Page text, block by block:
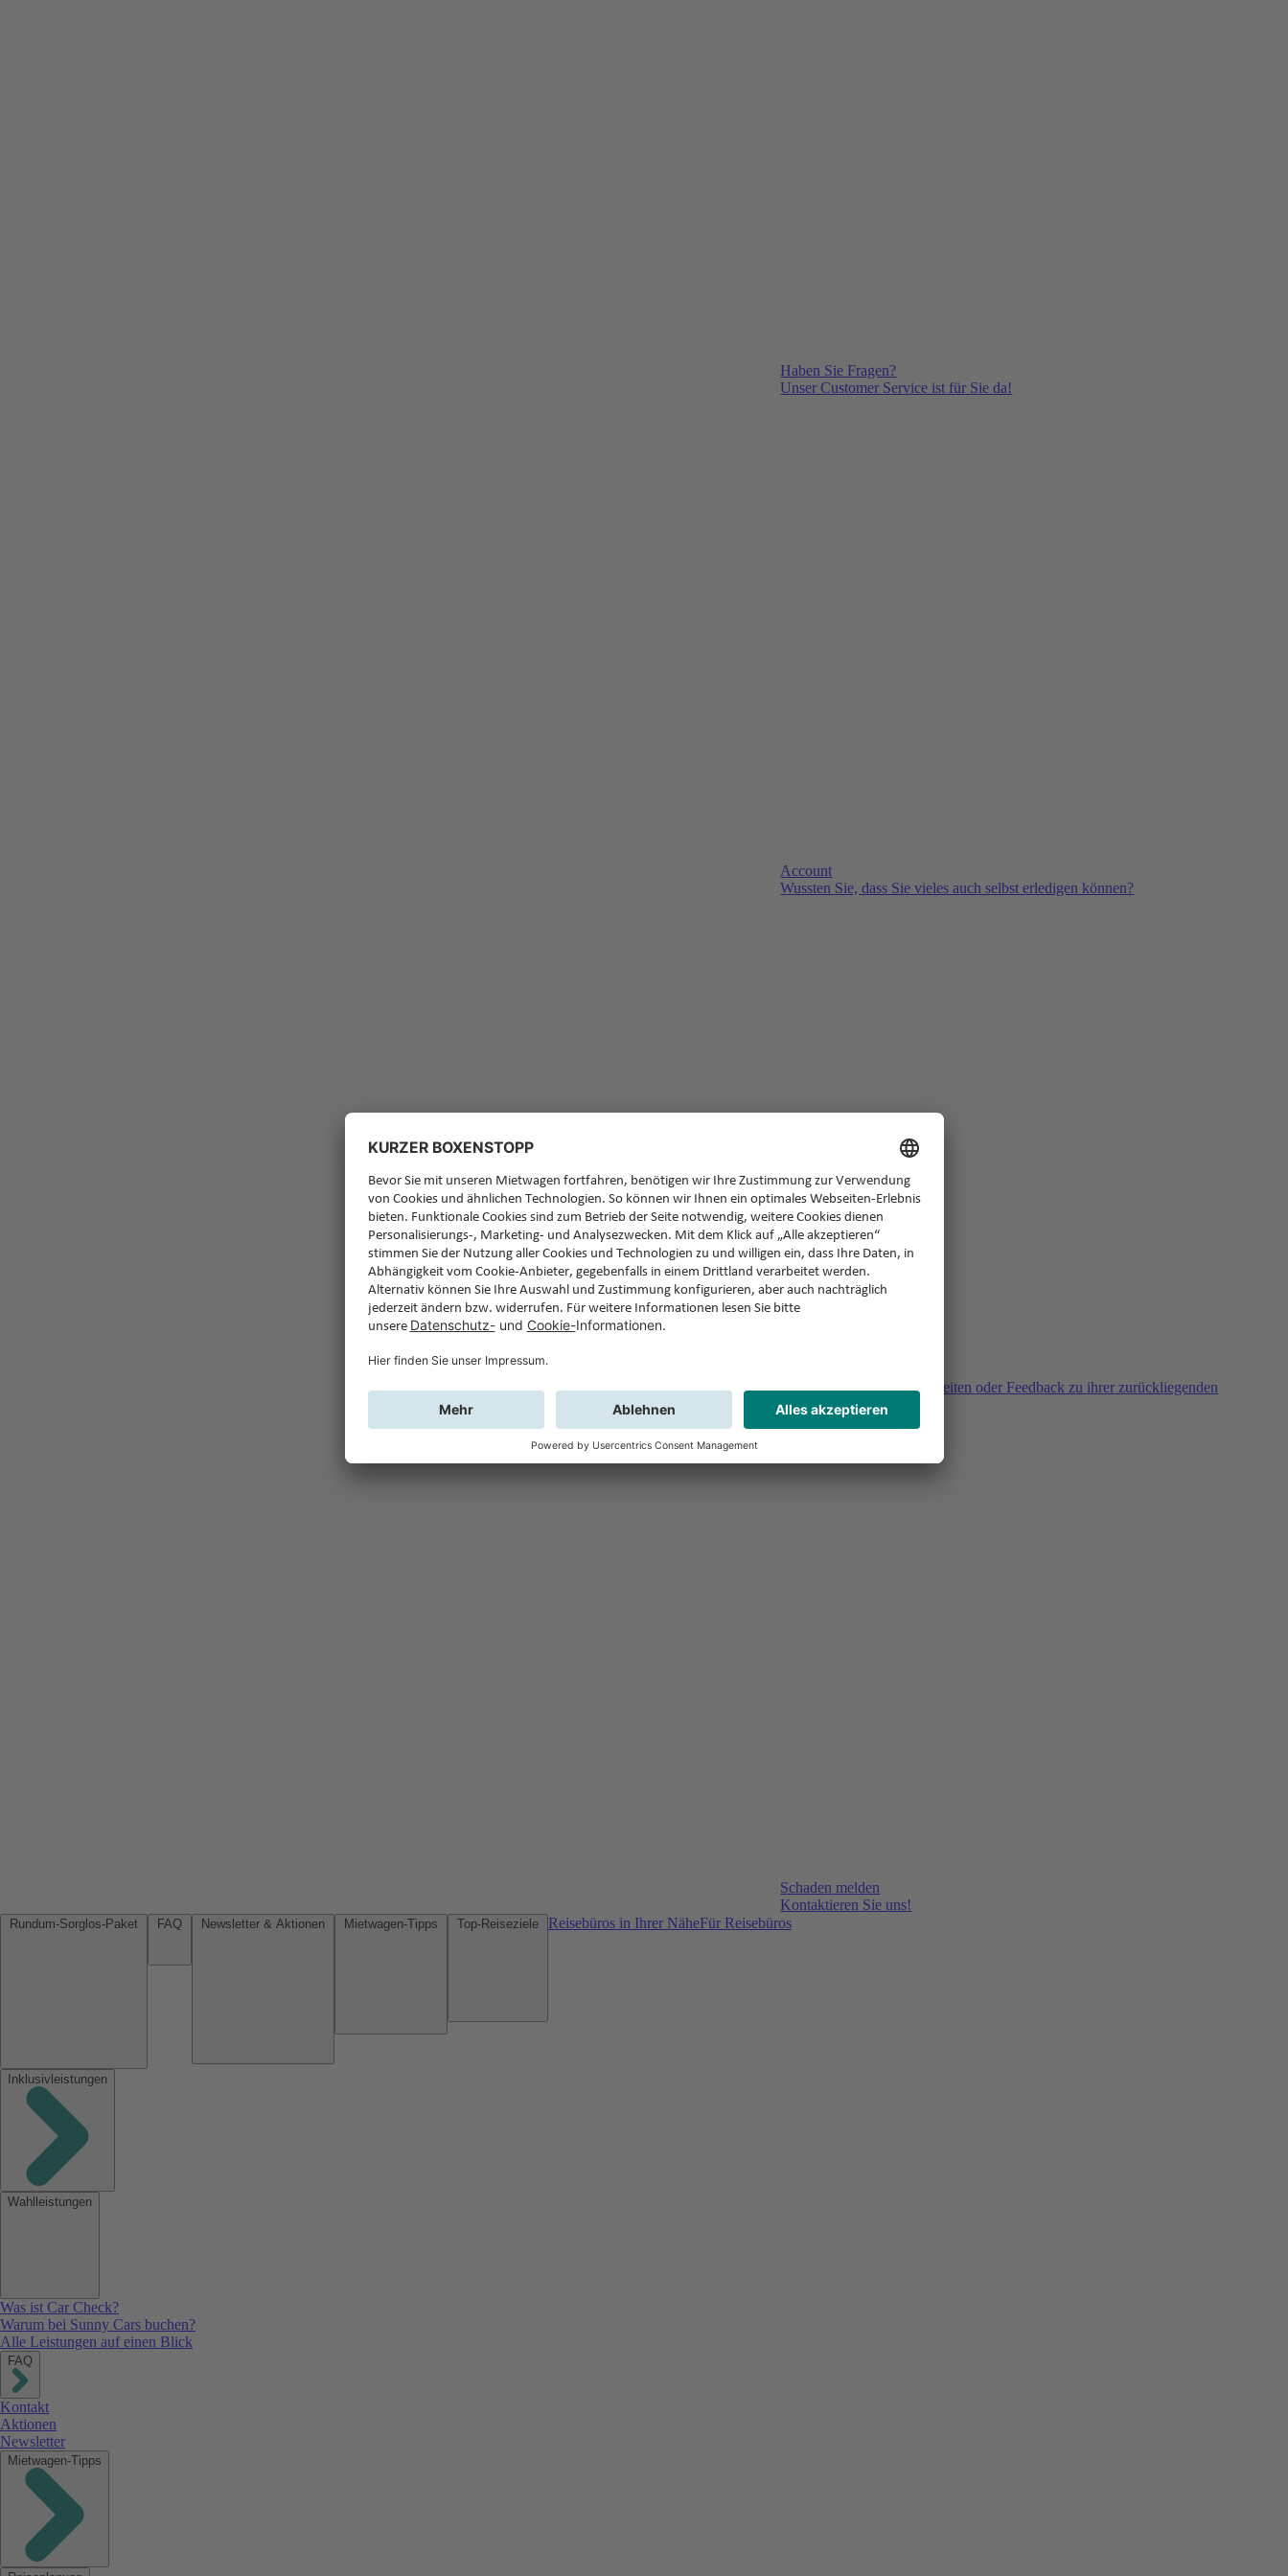
Haben Sie Fragen?
Unser Customer Service ist für Sie da!
Account
Wussten Sie, dass Sie vieles auch selbst erledigen können?
Sie haben Fragen, Unklarheiten oder Feedback zu ihrer zurückliegenden
Buchung?
Schaden melden
Kontaktieren Sie uns!
Reisebüros in Ihrer NäheFür Reisebüros
Inklusivleistungen
Wahlleistungen
Was ist Car Check?
Warum bei Sunny Cars buchen?
Alle Leistungen auf einen Blick
FAQ
Kontakt
Aktionen
Newsletter
Mietwagen-Tipps